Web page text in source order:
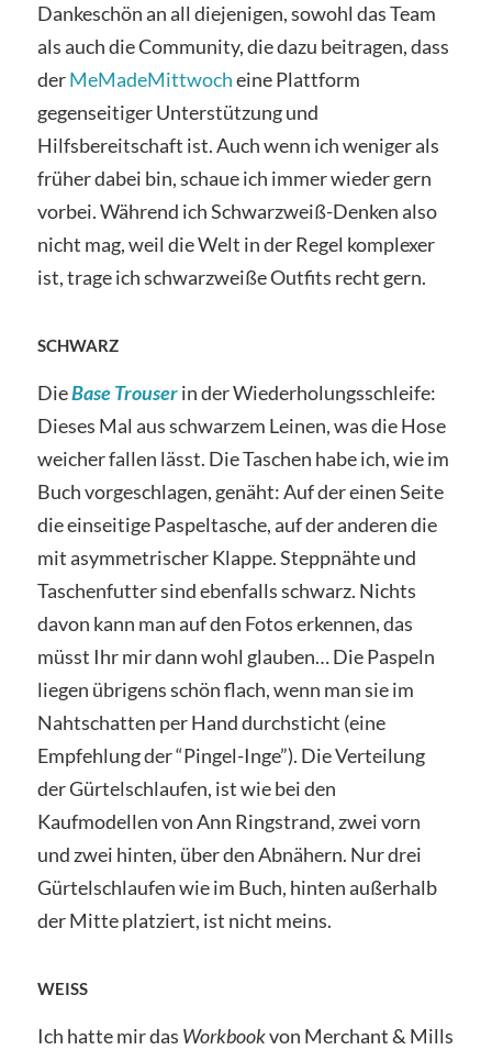
Dankeschön an all diejenigen, sowohl das Team
als auch die Community, die dazu beitragen, dass
derMeMadeMittwocheine Plattform
gegenseitiger Unterstützung und
Hilfsbereitschaft ist. Auch wenn ich weniger als
früher dabei bin, schaue ich immer wieder gern
vorbei. Während ich Schwarzweiß-Denken also
nicht mag, weil die Welt in der Regel komplexer
ist, trage ich schwarzweiße Outfits recht gern.
SCHWARZ
DieBase Trouserin der Wiederholungsschleife:
Dieses Mal aus schwarzem Leinen, was die Hose
weicher fallen lässt. Die Taschen habe ich, wie im
Buch vorgeschlagen, genäht: Auf der einen Seite
die einseitige Paspeltasche, auf der anderen die
mit asymmetrischer Klappe. Steppnähte und
Taschenfutter sind ebenfalls schwarz. Nichts
davon kann man auf den Fotos erkennen, das
müsst Ihr mir dann wohl glauben… Die Paspeln
liegen übrigens schön flach, wenn man sie im
Nahtschatten per Hand durchsticht (eine
Empfehlung der “Pingel-Inge”). Die Verteilung
der Gürtelschlaufen, ist wie bei den
Kaufmodellen von Ann Ringstrand, zwei vorn
und zwei hinten, über den Abnähern. Nur drei
Gürtelschlaufen wie im Buch, hinten außerhalb
der Mitte platziert, ist nicht meins.
WEISS
Ich hatte mir das Workbookvon Merchant & Mills